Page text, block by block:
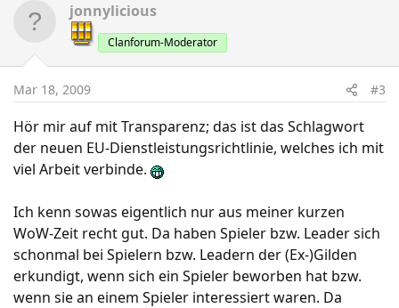
jonnylicious
Clanforum-Moderator
Mar 18, 2009 #3
Hör mir auf mit Transparenz; das ist das Schlagwort
der neuen EU-Dienstleistungsrichtlinie, welches ich mit
viel Arbeit verbinde.
Ich kenn sowas eigentlich nur aus meiner kurzen
WoW-Zeit recht gut. Da haben Spieler bzw. Leader sich
schonmal bei Spielern bzw. Leadern der (Ex-)Gilden
erkundigt, wenn sich ein Spieler beworben hat bzw.
wenn sie an einem Spieler interessiert waren. Da